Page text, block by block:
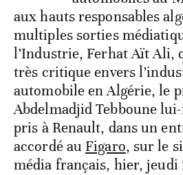
aux hauts responsables
multiples sorties
l’Industrie, Ferhat Aït Ali,
très critique envers
automobile en Algérie, le
Abdelmadjid Tebboune
pris à Renault, dans un
accordé au Figaro, sur le
média français, hier,